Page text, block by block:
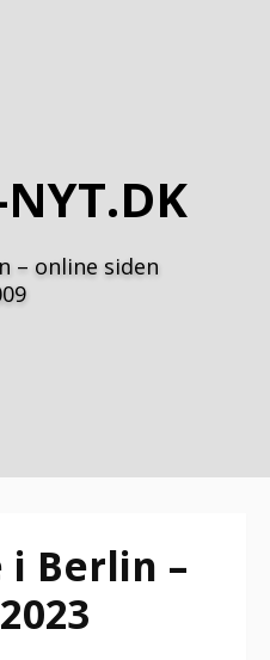
– online siden
i Berlin –